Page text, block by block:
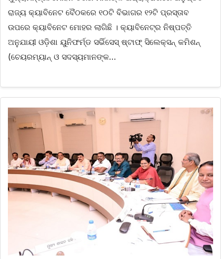
ରାଜ୍ୟ କ୍ୟାବିନେଟ ବୈଠକରେ ୧୦ଟି ବିଭାଗର ୧୨ଟି ପ୍ରସ୍ତାବ
ଉପରେ କ୍ୟାବିନେଟ ମୋହର ଲାଗିଛି । କ୍ୟାବିନେଟ୍‌ର ନିଷ୍ପତ୍ତି
ଅନୁଯାୟୀ ଓଡ଼ିଶା ୟୁନିଫର୍ମ୍ଡ ସର୍ଭିସେସ୍ ଷ୍ଟାଫ୍ ସିଲେକ୍ସନ୍ କମିଶନ୍
(ଚେୟରମ୍ୟାନ୍ ଓ ସଦସ୍ୟମାନଙ୍କ…